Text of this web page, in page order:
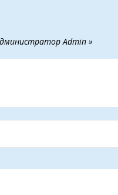
Admin »